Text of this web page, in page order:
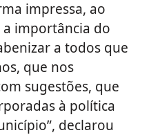
impressa, ao
importância do
a todos que
que nos
sugestões, que
à política
declarou